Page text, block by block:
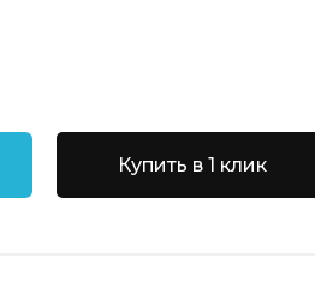
Купить в 1 клик